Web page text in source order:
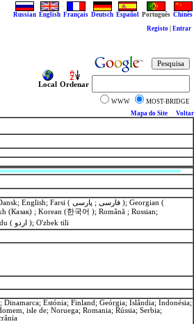
Russian English Français Deutsch Español Português Chinês
Registo Entrar
Local Ordenar
WWW
MOST-BRIDGE
Mapa do Site
Voltar
; Korean (한국어 ); Română ; Russian;
Slovensko ; Svenska ; Thai ( ภาษาไทย ); Українська мова; Urdu ( اردو ); O'zbek tili
Estónia; Finland; Geórgia; Islândia; Indonésia;
isle de; Noruega; Romania; Rússia; Serbia;